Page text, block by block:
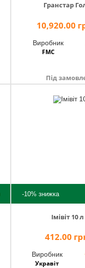
Гранстар
10,920.00
Виробник
FMC
Під
-10% знижка
Імівіт 10 л
412.00
Виробник
Укравіт